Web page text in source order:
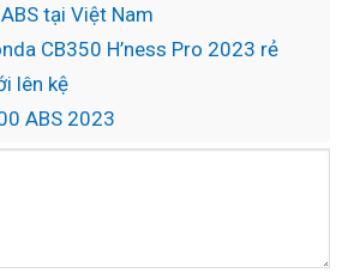
tại Việt Nam
CB350 H’ness Pro 2023 rẻ
lên kệ
ABS 2023